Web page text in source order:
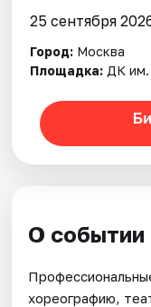
25 сентября
Город: Москва
Площадка: ДК им.
О событии
хореографию,